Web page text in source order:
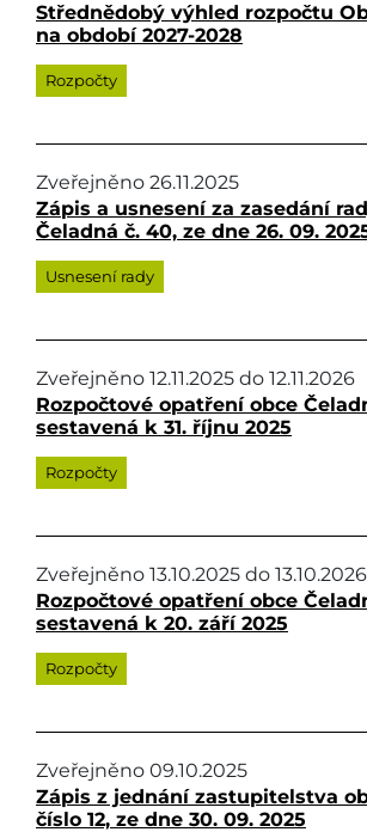
Střednědobý výhled rozpočtu
na období 2027-2028
Rozpočty
Zveřejněno 26.11.2025
Zápis a usnesení za zasedání
Čeladná č. 40, ze dne 26. 09.
Usnesení rady
Zveřejněno 12.11.2025 do 12.11.2026
Rozpočtové opatření obce
sestavená k 31. říjnu 2025
Rozpočty
Zveřejněno 13.10.2025 do 13.10.2026
Rozpočtové opatření obce
sestavená k 20. září 2025
Rozpočty
Zveřejněno 09.10.2025
Zápis z jednání zastupitelstva
číslo 12, ze dne 30. 09. 2025